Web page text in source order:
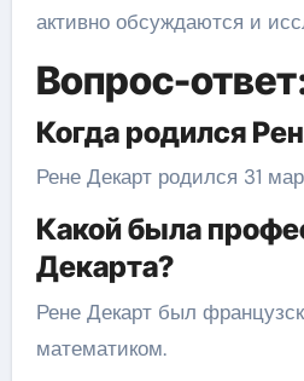
активно обсуждаются и
Вопрос-
Когда родился
Рене Декарт родился 31
Какой была
Декарта?
Рене Декарт был
математиком.